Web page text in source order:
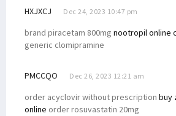
HXJXCJ Dec 24, 2023 10:47 pm
brand piracetam 800mg nootropil online
generic clomipramine
PMCCQO Dec 26, 2023 12:21 am
order acyclovir without prescription buy
online order rosuvastatin 20mg